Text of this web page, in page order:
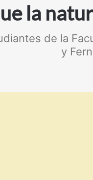
la
de la
y